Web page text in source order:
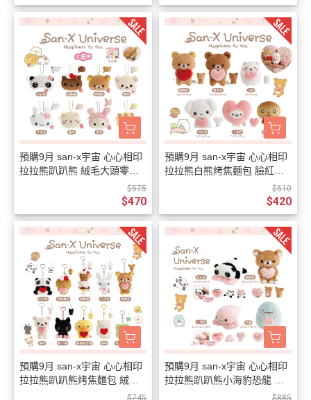
預購9月 san-x宇宙 心心相印
拉拉熊趴趴熊 絨毛大頭零錢
包吊飾 盲抽 全8種 隨機1入$575
$470
預購9月 san-x宇宙 心心相印
拉拉熊白熊烤焦麵包 臉紅紅
抱愛心 絨毛手掌玩偶 6選1$510
$420
預購9月 san-x宇宙 心心相印
拉拉熊趴趴熊烤焦麵包 絨毛
玩偶吊飾愛心鑰匙圈 10選1$745
預購9月 san-x宇宙 心心相印
拉拉熊趴趴熊小海豹恐龍 絨
毛娃娃玩偶抱愛心枕頭 4選1
$885